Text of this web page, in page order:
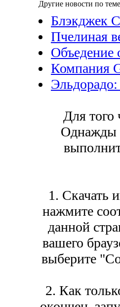
Другие новости по
Блэкджек
Пчелиная
Объедение
Компания
Для того
Однажды
1. Скачать
нажмите
данной
вашего
выберите
2. Как